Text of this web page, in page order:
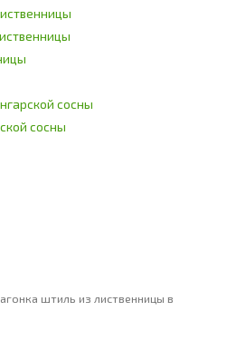
сосны
сосны
штиль из лиственницы в